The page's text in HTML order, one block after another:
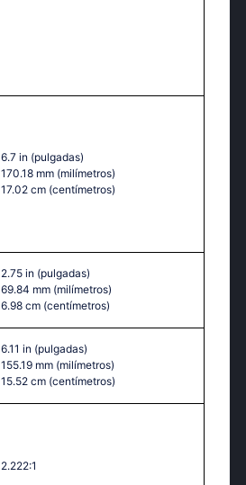
6.7 in (pulgadas)
170.18 mm (milímetros)
17.02 cm (centímetros)
2.75 in (pulgadas)
69.84 mm (milímetros)
6.98 cm (centímetros)
6.11 in (pulgadas)
155.19 mm (milímetros)
15.52 cm (centímetros)
2.222:1